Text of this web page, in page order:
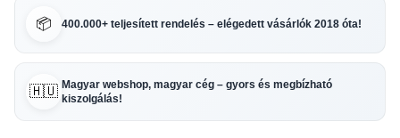
📦 400.000+ teljesített rendelés – elégedett vásárlók 2018 óta!
🇭🇺 Magyar webshop, magyar cég – gyors és megbízható
kiszolgálás!